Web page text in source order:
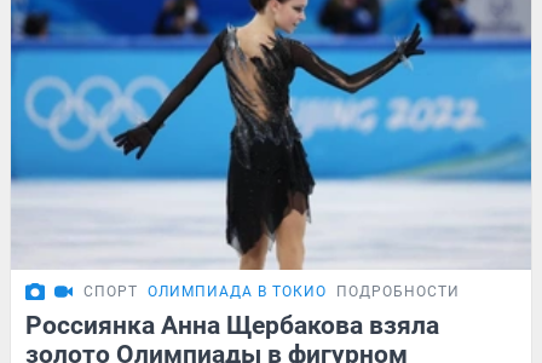
СПОРТ ОЛИМПИАДА В ТОКИО ПОДРОБНОСТИ
Россиянка Анна Щербакова взяла
золото Олимпиады в фигурном